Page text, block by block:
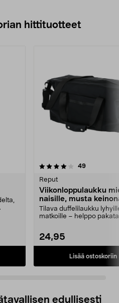
hittituotteet
49arvostelut
Reput
Viikonloppulaukku
naisille, musta
40 l
Tilava duffelilaukku
matkoille – helppo
24,95
Lisää ostoskoriin
4.5 viidestä
edullisesti